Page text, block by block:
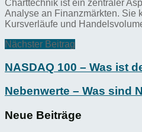
Charttechnik ist ein zentraler
Analyse an Finanzmärkten. Sie
Kursverläufe und
Nächster Beitrag
NASDAQ 100 – Was ist
Nebenwerte – Was sind
Neue Beiträge